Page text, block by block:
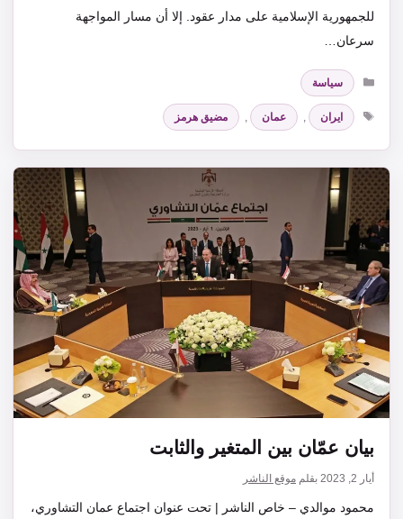
للجمهورية الإسلامية على مدار عقود. إلا أن مسار المواجهة
سرعان…
التصنيفات
سياسة
الوسوم
ايران عمان مضيق هرمز
بيان عمّان بين المتغير والثابت
أيار 2, 2023 بقلم موقع الناشر
محمود موالدي – خاص الناشر | تحت عنوان اجتماع عمان التشاوري،